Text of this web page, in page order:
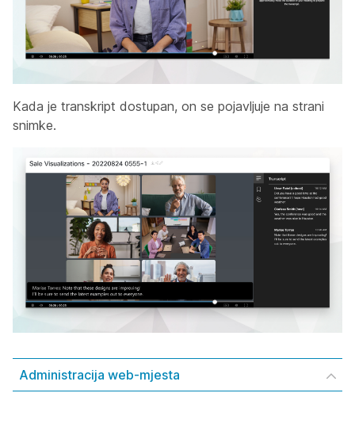
Kada je transkript dostupan, on se pojavljuje na strani
snimke.
Administracija web-mjesta